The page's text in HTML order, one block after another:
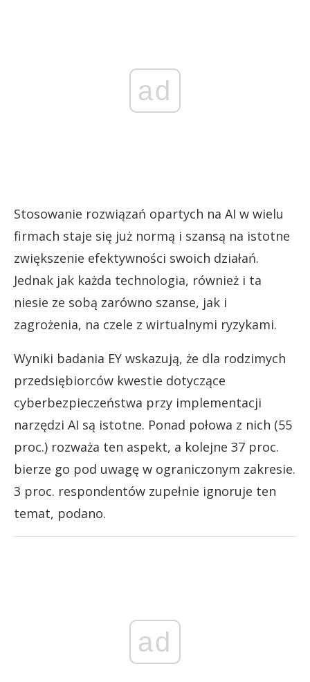
ad
Stosowanie rozwiązań opartych na AI w wielu
firmach staje się już normą i szansą na istotne
zwiększenie efektywności swoich działań.
Jednak jak każda technologia, również i ta
niesie ze sobą zarówno szanse, jak i
zagrożenia, na czele z wirtualnymi ryzykami.
Wyniki badania EY wskazują, że dla rodzimych
przedsiębiorców kwestie dotyczące
cyberbezpieczeństwa przy implementacji
narzędzi AI są istotne. Ponad połowa z nich (55
proc.) rozważa ten aspekt, a kolejne 37 proc.
bierze go pod uwagę w ograniczonym zakresie.
3 proc. respondentów zupełnie ignoruje ten
temat, podano.
ad